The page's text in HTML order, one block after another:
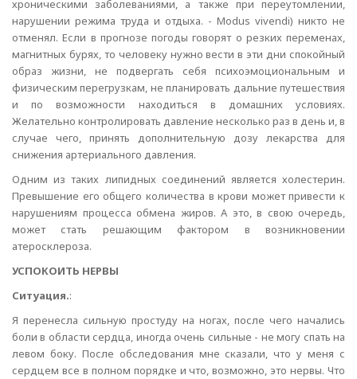
хроническими заболеваниями, а также при переутомлении,
нарушении режима труда и отдыха. - Modus vivendi) никто не
отменял. Если в прогнозе погоды говорят о резких переменах,
магнитных бурях, то человеку нужно вести в эти дни спокойный
образ жизни, не подвергать себя психоэмоциональным и
физическим перегрузкам, не планировать дальние путешествия
и по возможности находиться в домашних условиях.
Желательно контролировать давление несколько раз в день и, в
случае чего, принять дополнительную дозу лекарства для
снижения артериального давления.
Одним из таких липидных соединений является холестерин.
Превышение его общего количества в крови может привести к
нарушениям процесса обмена жиров. А это, в свою очередь,
может стать решающим фактором в возникновении
атеросклероза.
УСПОКОИТЬ НЕРВЫ
Ситуация.:
Я перенесла сильную простуду на ногах, после чего начались
боли в области сердца, иногда очень сильные - не могу спать на
левом боку. После обследования мне сказали, что у меня с
сердцем все в полном порядке и что, возможно, это нервы. Что